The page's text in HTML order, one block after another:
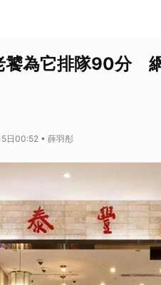
饕為它排隊90分
日00:52 • 薛羽彤